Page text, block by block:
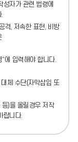
자가 관련 법령에
격, 저속한 표현, 비방
에 입력해야 합니다.
체 수단(자막삽입 또
등)을 올릴경우 저작
랍니다.